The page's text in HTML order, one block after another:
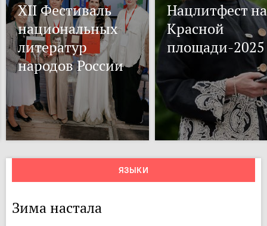
XII Фестиваль
национальных
литератур
народов России
Нацлитфест на
Красной
площади-2025
ЯЗЫКИ
Зима настала